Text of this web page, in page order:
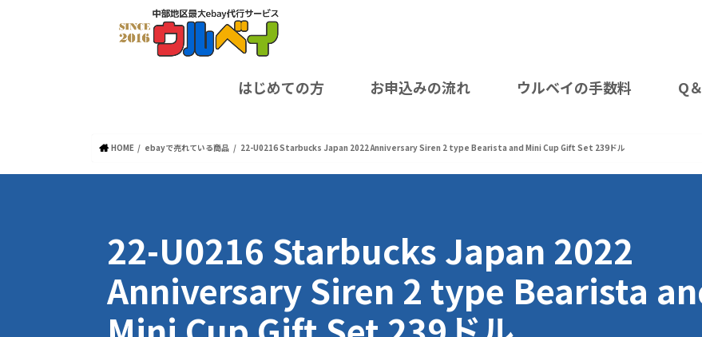
はじめての方 お申込みの流れ ウルベイの手数料 Q
HOME ebayで売れている商品 22-U0216 Starbucks Japan 2022 Anniversary Siren 2 type Bearista and Mini Cup Gift Set 239ドル
22-U0216 Starbucks Japan 2022
Anniversary Siren 2 type Bearista